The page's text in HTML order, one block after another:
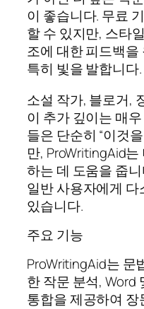
이 좋습니다. 무료
할 수 있지만, 스타
조에 대한 피드백
특히 빛을 발합니다.
소설 작가, 블로거,
이 추가 깊이는 매
들은 단순히 “이것
만, ProWritingAid
하는 데 도움을 줍
일반 사용자에게
있습니다.
주요 기능
ProWritingAid는 문
한 작문 분석, Word
통합을 제공하여